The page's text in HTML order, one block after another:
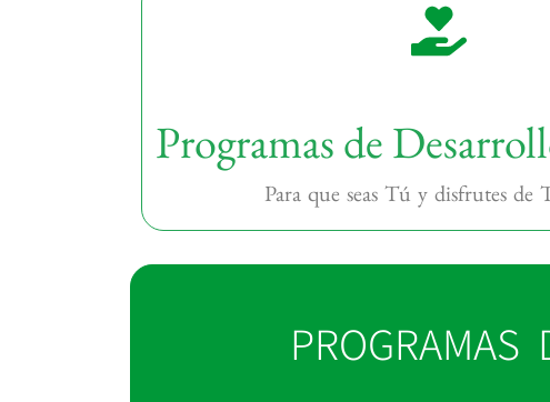
Programas de
Para que seas Tú y disfrutes de
PROGRAMAS